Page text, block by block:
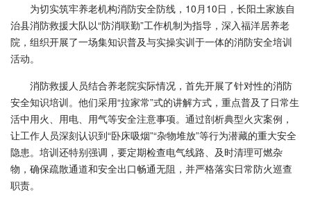
为切实筑牢养老机构消防安全防线，10月10日，长阳土家族自
治县消防救援大队以“防消联勤”工作机制为指导，深入福洋居养老
院，组织开展了一场集知识普及与实操实训于一体的消防安全培训
活动。
消防救援人员结合养老院实际情况，首先开展了针对性的消防
安全知识培训。他们采用“拉家常”式的讲解方式，重点普及了日常生
活中用火、用电、用气等安全注意事项。通过剖析典型火灾案例，
让工作人员深刻认识到“卧床吸烟”“杂物堆放”等行为潜藏的重大安全
隐患。培训还特别强调，要定期检查电气线路、及时清理可燃杂
物，确保疏散通道和安全出口畅通无阻，并严格落实日常防火巡查
职责。